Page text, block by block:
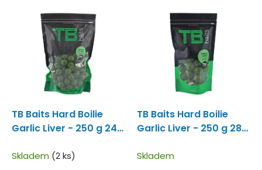
dTB Baits Hard Boilie
Garlic Liver - 250 g 24
Skladem (2 ks)
TB Baits Hard Boilie
Garlic Liver - 250 g 28
Skladem